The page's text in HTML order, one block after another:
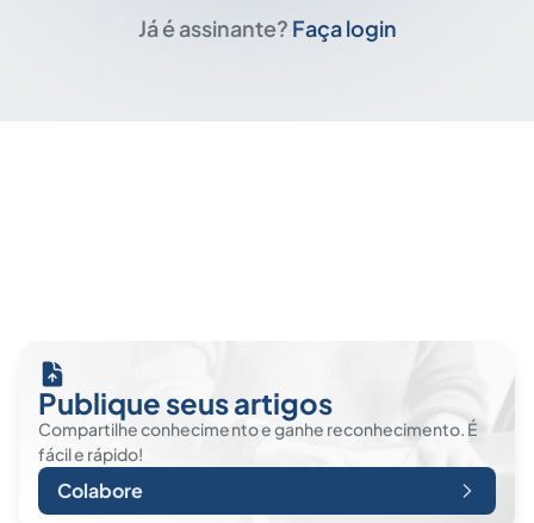
Já é assinante? Faça login
Publique seus artigos
Compartilhe conhecimento e ganhe reconhecimento. É
fácil e rápido!
Colabore